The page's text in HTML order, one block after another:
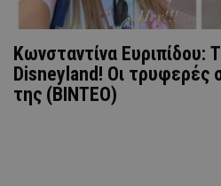
Κωνσταντίνα Ευριπίδου:
Disneyland! Οι τρυφερές
της (ΒΙΝΤΕΟ)